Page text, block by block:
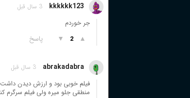
kkkkkk123 3 سال قبل
جر خوردم
▲
2
▼ پاسخ
abrakadabra 3 سال قبل
فیلم خوبی بود و ارزش دیدن داشت
منطقی جلو میره ولی فیلم سرگرم